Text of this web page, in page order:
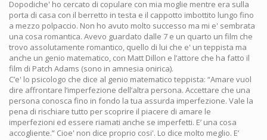
Dopodiche' ho cercato di copulare con mia moglie mentre era sulla
porta di casa con il berretto in testa e il cappotto imbottito lungo fino
a mezzo polpaccio. Non ho avuto molto successo ma mi e' sembrata
una cosa romantica. Avevo guardato dalle 7 e un quarto un film che
trovo assolutamente romantico, quello di lui che e' un teppista ma
anche un genio matematico, con Matt Dillon e l’attore che ha fatto il
film di Patch Adams (sono in amnesia onirica).
C’e' lo psicologo che dice al genio matematico teppista: “Amare vuol
dire affrontare l’imperfezione dell’altra persona. Accettare che una
persona conosca fino in fondo la tua assurda imperfezione. Vale la
pena di rischiare tutto per scoprire il piacere di amare le
imperfezioni ed essere riamati anche se imperfetti. E’ una cosa
accogliente.” Cioe' non dice proprio cosi'. Lo dice molto meglio. E’